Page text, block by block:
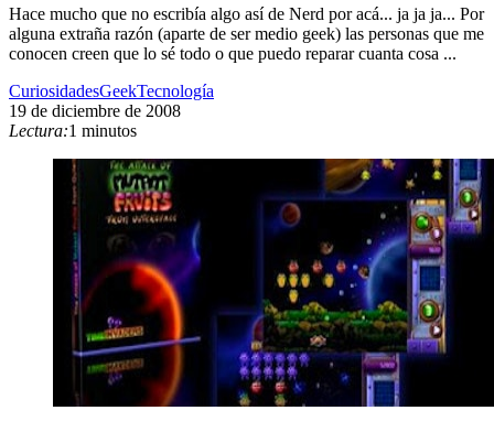
Hace mucho que no escribía algo así de Nerd por acá... ja ja ja... Por
alguna extraña razón (aparte de ser medio geek) las personas que me
conocen creen que lo sé todo o que puedo reparar cuanta cosa ...
CuriosidadesGeekTecnología
19 de diciembre de 2008
Lectura:1 minutos